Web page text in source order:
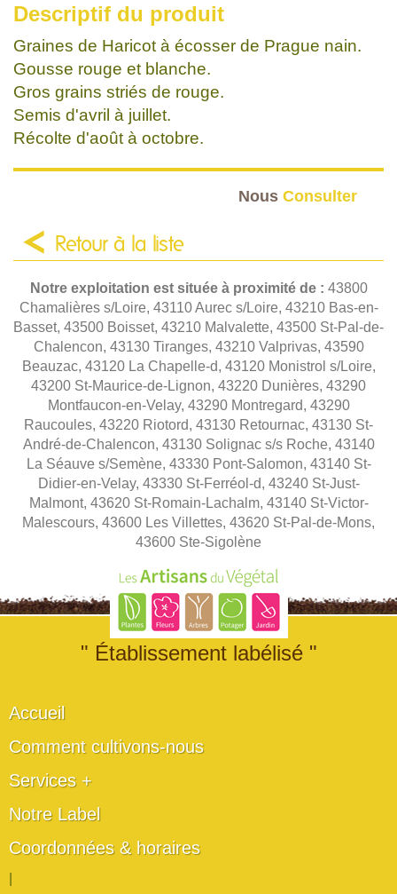
Descriptif du produit
Graines de Haricot à écosser de Prague nain.
Gousse rouge et blanche.
Gros grains striés de rouge.
Semis d'avril à juillet.
Récolte d'août à octobre.
Nous Consulter
Retour à la liste
Notre exploitation est située à proximité de : 43800
Chamalières s/Loire, 43110 Aurec s/Loire, 43210 Bas-en-
Basset, 43500 Boisset, 43210 Malvalette, 43500 St-Pal-de-
Chalencon, 43130 Tiranges, 43210 Valprivas, 43590
Beauzac, 43120 La Chapelle-d, 43120 Monistrol s/Loire,
43200 St-Maurice-de-Lignon, 43220 Dunières, 43290
Montfaucon-en-Velay, 43290 Montregard, 43290
Raucoules, 43220 Riotord, 43130 Retournac, 43130 St-
André-de-Chalencon, 43130 Solignac s/s Roche, 43140
La Séauve s/Semène, 43330 Pont-Salomon, 43140 St-
Didier-en-Velay, 43330 St-Ferréol-d, 43240 St-Just-
Malmont, 43620 St-Romain-Lachalm, 43140 St-Victor-
Malescours, 43600 Les Villettes, 43620 St-Pal-de-Mons,
43600 Ste-Sigolène
" Établissement labélisé "
Accueil
Comment cultivons-nous
Services +
Notre Label
Coordonnées & horaires